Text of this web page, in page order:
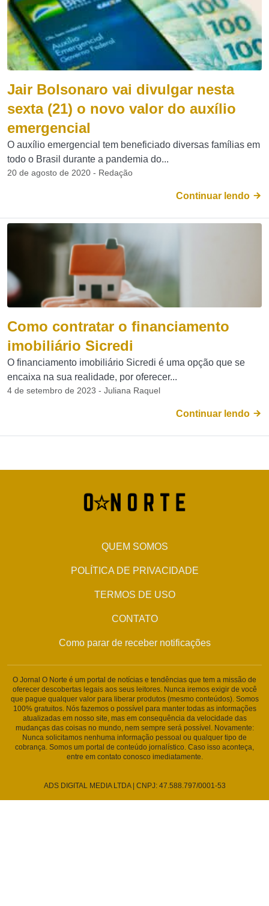
Jair Bolsonaro vai divulgar nesta
sexta (21) o novo valor do auxílio
emergencial
O auxílio emergencial tem beneficiado diversas famílias em
todo o Brasil durante a pandemia do...
20 de agosto de 2020 - Redação
Continuar lendo
Como contratar o financiamento
imobiliário Sicredi
O financiamento imobiliário Sicredi é uma opção que se
encaixa na sua realidade, por oferecer...
4 de setembro de 2023 - Juliana Raquel
Continuar lendo
QUEM SOMOS
POLÍTICA DE PRIVACIDADE
TERMOS DE USO
CONTATO
Como parar de receber notificações
O Jornal O Norte é um portal de notícias e tendências que tem a missão de
oferecer descobertas legais aos seus leitores. Nunca iremos exigir de você
que pague qualquer valor para liberar produtos (mesmo conteúdos). Somos
100% gratuitos. Nós fazemos o possível para manter todas as informações
atualizadas em nosso site, mas em consequência da velocidade das
mudanças das coisas no mundo, nem sempre será possível. Novamente:
Nunca solicitamos nenhuma informação pessoal ou qualquer tipo de
cobrança. Somos um portal de conteúdo jornalístico. Caso isso aconteça,
entre em contato conosco imediatamente.
ADS DIGITAL MEDIA LTDA | CNPJ: 47.588.797/0001-53